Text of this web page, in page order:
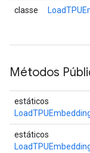
classe
Métodos
estáticos
estáticos